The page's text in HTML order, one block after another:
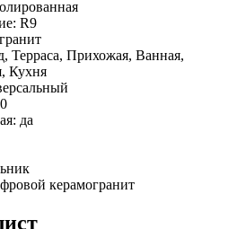
R9
Терраса, Прихожая, Ванная,
Кухня
да
керамогранит